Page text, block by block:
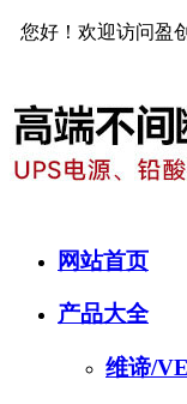
您好！欢迎访问盈
网站首页
产品大全
维谛/